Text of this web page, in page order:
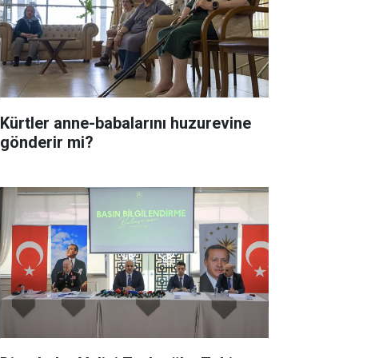
Kürtler anne-babalarını huzurevine
gönderir mi?